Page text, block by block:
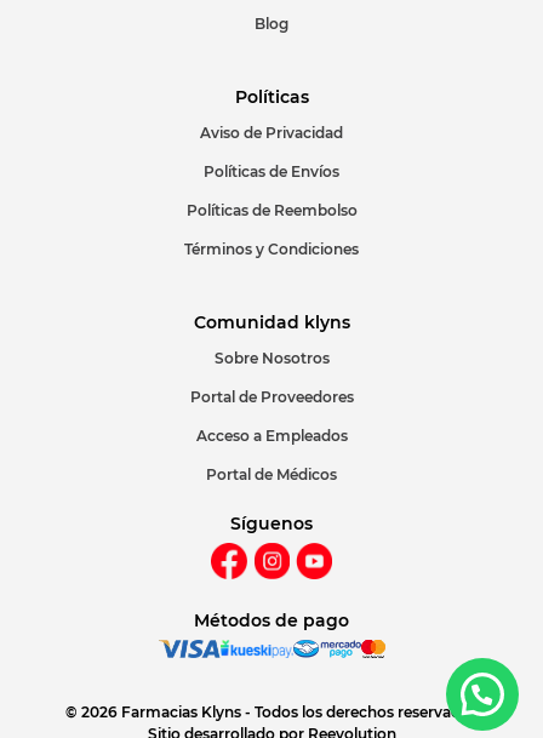
Blog
Políticas
Aviso de Privacidad
Políticas de Envíos
Políticas de Reembolso
Términos y Condiciones
Comunidad klyns
Sobre Nosotros
Portal de Proveedores
Acceso a Empleados
Portal de Médicos
Síguenos
Métodos de pago
© 2026 Farmacias Klyns - Todos los derechos reservados
Sitio desarrollado por Reevolution